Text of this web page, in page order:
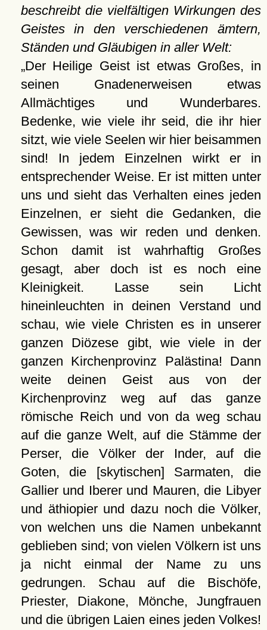
beschreibt die vielfältigen Wirkungen des
Geistes in den verschiedenen ämtern,
Ständen und Gläubigen in aller Welt:
Der Heilige Geist ist etwas Großes, in
seinen Gnadenerweisen etwas
Allmächtiges und Wunderbares.
Bedenke, wie viele ihr seid, die ihr hier
sitzt, wie viele Seelen wir hier beisammen
sind! In jedem Einzelnen wirkt er in
entsprechender Weise. Er ist mitten unter
uns und sieht das Verhalten eines jeden
Einzelnen, er sieht die Gedanken, die
Gewissen, was wir reden und denken.
Schon damit ist wahrhaftig Großes
gesagt, aber doch ist es noch eine
Kleinigkeit. Lasse sein Licht
hineinleuchten in deinen Verstand und
schau, wie viele Christen es in unserer
ganzen Diözese gibt, wie viele in der
ganzen Kirchenprovinz Palästina! Dann
weite deinen Geist aus von der
Kirchenprovinz weg auf das ganze
römische Reich und von da weg schau
auf die ganze Welt, auf die Stämme der
Perser, die Völker der Inder, auf die
Goten, die [skytischen] Sarmaten, die
Gallier und Iberer und Mauren, die Libyer
und äthiopier und dazu noch die Völker,
von welchen uns die Namen unbekannt
geblieben sind; von vielen Völkern ist uns
ja nicht einmal der Name zu uns
gedrungen. Schau auf die Bischöfe,
Priester, Diakone, Mönche, Jungfrauen
und die übrigen Laien eines jeden Volkes!